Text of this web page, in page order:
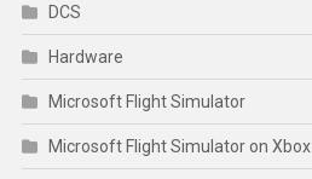
DCS
Hardware
Microsoft Flight Simulator
Microsoft Flight Simulator on Xbox